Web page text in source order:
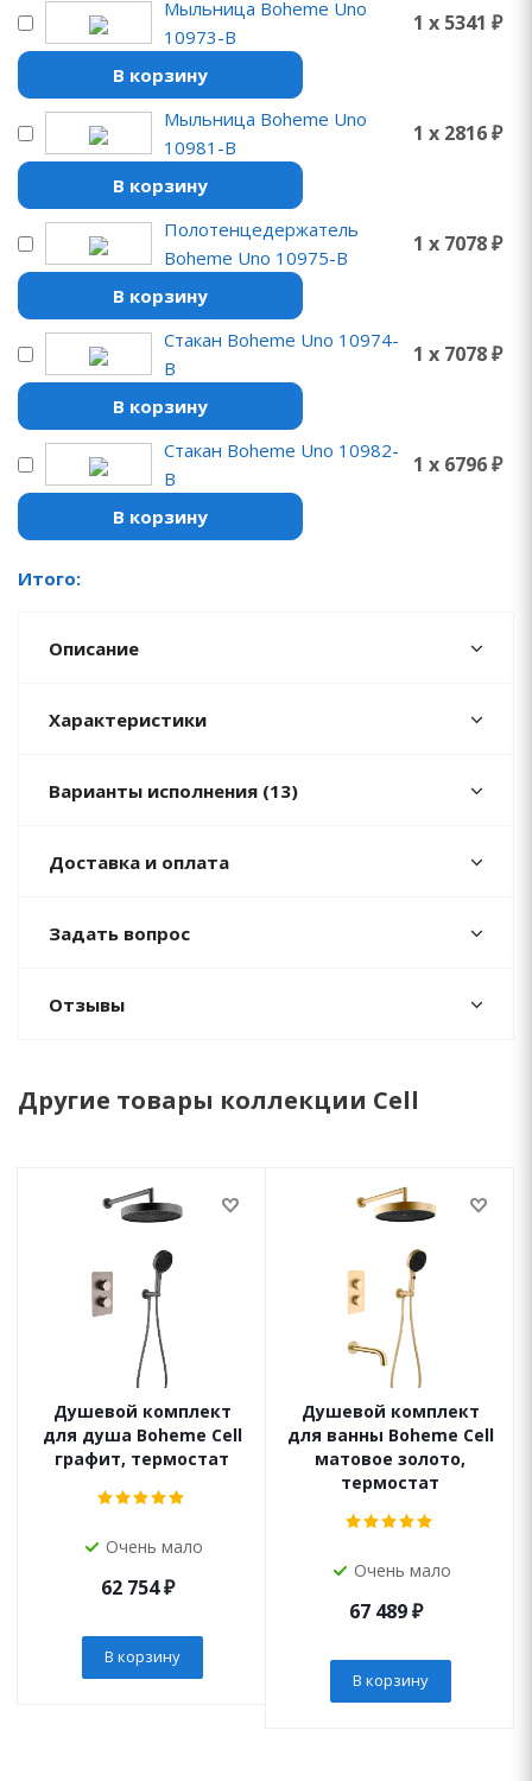
Мыльница Boheme Uno
10973-B
1 x 5341 ₽
В корзину
Мыльница Boheme Uno
10981-B
1 x 2816 ₽
В корзину
Полотенцедержатель
Boheme Uno 10975-B
1 x 7078 ₽
В корзину
Стакан Boheme Uno 10974-
B
1 x 7078 ₽
В корзину
Стакан Boheme Uno 10982-
B
1 x 6796 ₽
В корзину
Итого:
Описание
Характеристики
Варианты исполнения (13)
Доставка и оплата
Задать вопрос
Отзывы
Другие товары коллекции Cell
Душевой комплект
для душа Boheme Cell
графит, термостат
Очень мало
62 754₽
В корзину
Душевой комплект
для ванны Boheme Cell
матовое золото,
термостат
Очень мало
67 489₽
В корзину